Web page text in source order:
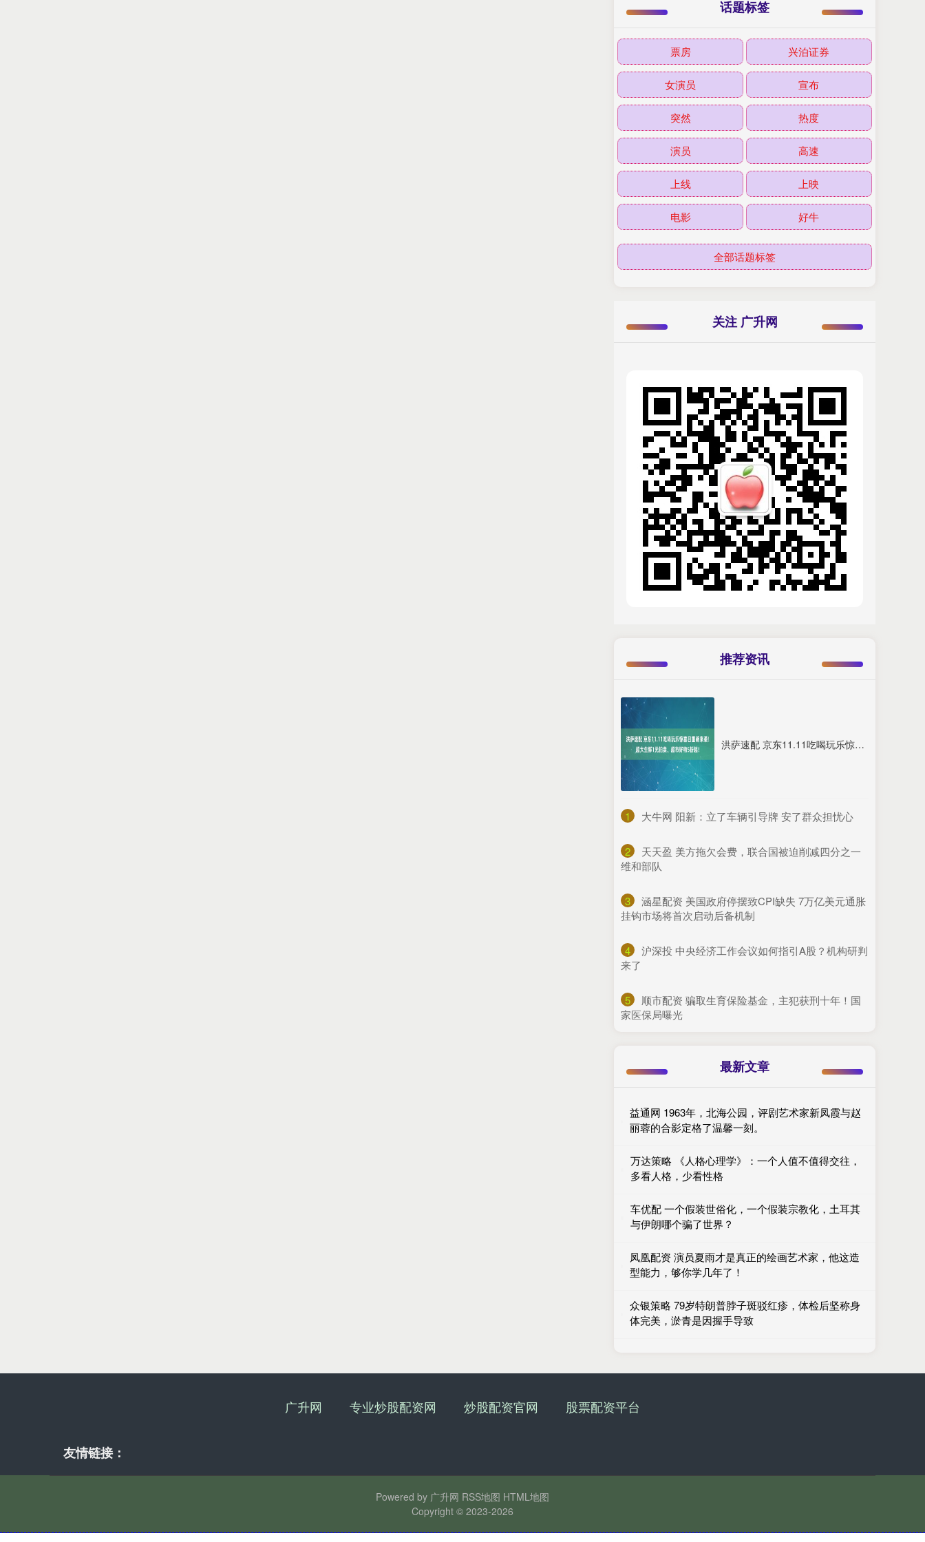
话题标签
票房 兴泊证券
女演员 宣布
突然 热度
演员 高速
上线 上映
电影 好牛
全部话题标签
关注 广升网
推荐资讯
洪萨速配 京东11.11吃喝玩乐惊喜日重磅来袭！超大生鲜1元拍卖、超市好物5折起！
1 ​大牛网 阳新：立了车辆引导牌 安了群众担忧心
2
​天天盈 美方拖欠会费，联合国被迫削减四分之一
维和部队
3
​涵星配资 美国政府停摆致CPI缺失 7万亿美元通胀
挂钩市场将首次启动后备机制
4
​沪深投 中央经济工作会议如何指引A股？机构研判
来了
5
​顺市配资 骗取生育保险基金，主犯获刑十年！国
家医保局曝光
最新文章
益通网 1963年，北海公园，评剧艺术家新凤霞与赵
丽蓉的合影定格了温馨一刻。
万达策略 《人格心理学》：一个人值不值得交往，
多看人格，少看性格
车优配 一个假装世俗化，一个假装宗教化，土耳其
与伊朗哪个骗了世界？
凤凰配资 演员夏雨才是真正的绘画艺术家，他这造
型能力，够你学几年了！
众银策略 79岁特朗普脖子斑驳红疹，体检后坚称身
体完美，淤青是因握手导致
广升网 专业炒股配资网 炒股配资官网 股票配资平台
友情链接：
Powered by 广升网 RSS地图 HTML地图
Copyright © 2023-2026